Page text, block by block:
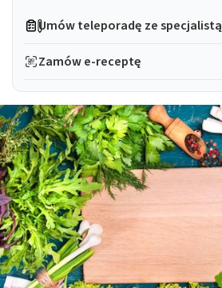
Umów teleporadę ze specjalistą
Zamów e-receptę